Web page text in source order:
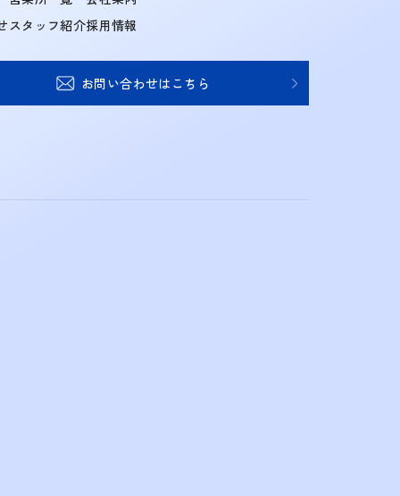
スタッフ紹介採用情報
お問い合わせはこちら